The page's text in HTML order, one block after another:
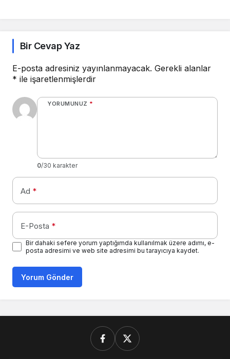
Bir Cevap Yaz
E-posta adresiniz yayınlanmayacak. Gerekli alanlar
* ile işaretlenmişlerdir
YORUMUNUZ *
0/30 karakter
Ad *
E-Posta *
Bir dahaki sefere yorum yaptığımda kullanılmak üzere adımı, e-
posta adresimi ve web site adresimi bu tarayıcıya kaydet.
Yorum Gönder